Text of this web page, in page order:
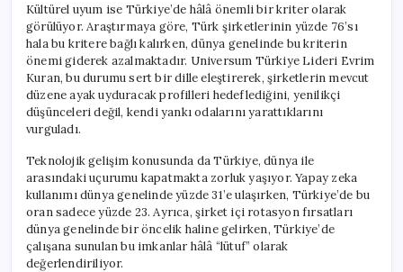
Kültürel uyum ise Türkiye’de hâlâ önemli bir kriter olarak
görülüyor. Araştırmaya göre, Türk şirketlerinin yüzde 76’sı
hala bu kritere bağlı kalırken, dünya genelinde bu kriterin
önemi giderek azalmaktadır. Universum Türkiye Lideri Evrim
Kuran, bu durumu sert bir dille eleştirerek, şirketlerin mevcut
düzene ayak uyduracak profilleri hedeflediğini, yenilikçi
düşünceleri değil, kendi yankı odalarını yarattıklarını
vurguladı.
Teknolojik gelişim konusunda da Türkiye, dünya ile
arasındaki uçurumu kapatmakta zorluk yaşıyor. Yapay zeka
kullanımı dünya genelinde yüzde 31’e ulaşırken, Türkiye’de bu
oran sadece yüzde 23. Ayrıca, şirket içi rotasyon fırsatları
dünya genelinde bir öncelik haline gelirken, Türkiye’de
çalışana sunulan bu imkanlar hâlâ “lütuf” olarak
değerlendiriliyor.